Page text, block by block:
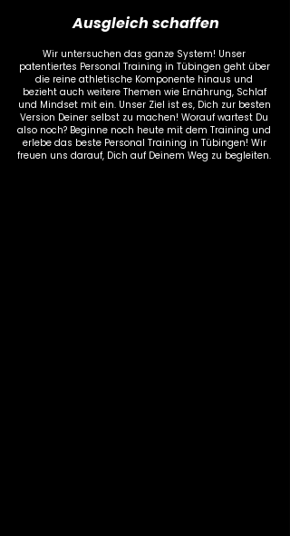
Ausgleich schaffen
Wir untersuchen das ganze System! Unser
patentiertes Personal Training in Tübingen geht über
die reine athletische Komponente hinaus und
bezieht auch weitere Themen wie Ernährung, Schlaf
und Mindset mit ein. Unser Ziel ist es, Dich zur besten
Version Deiner selbst zu machen! Worauf wartest Du
also noch? Beginne noch heute mit dem Training und
erlebe das beste Personal Training in Tübingen! Wir
freuen uns darauf, Dich auf Deinem Weg zu begleiten.